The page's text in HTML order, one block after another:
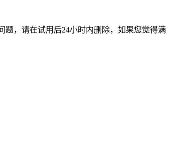
，请在试用后24小时内删除，如果您觉得满